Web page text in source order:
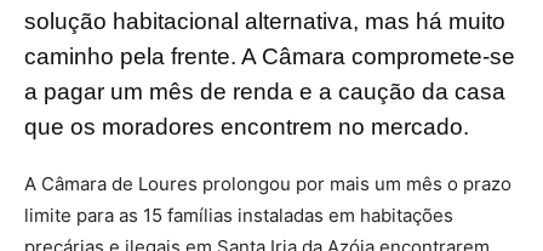
solução habitacional alternativa, mas há muito
caminho pela frente. A Câmara compromete-se
a pagar um mês de renda e a caução da casa
que os moradores encontrem no mercado.
A Câmara de Loures prolongou por mais um mês o prazo
limite para as 15 famílias instaladas em habitações